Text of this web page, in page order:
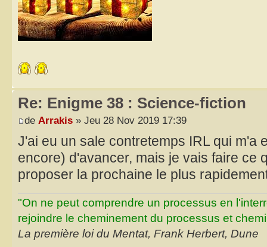
Re: Enigme 38 : Science-fiction
de Arrakis » Jeu 28 Nov 2019 17:39
J'ai eu un sale contretemps IRL qui m'a
encore) d'avancer, mais je vais faire ce
proposer la prochaine le plus
"On ne peut comprendre un processus en
rejoindre le cheminement du processus et
La première loi du Mentat, Frank Herbert, Dune